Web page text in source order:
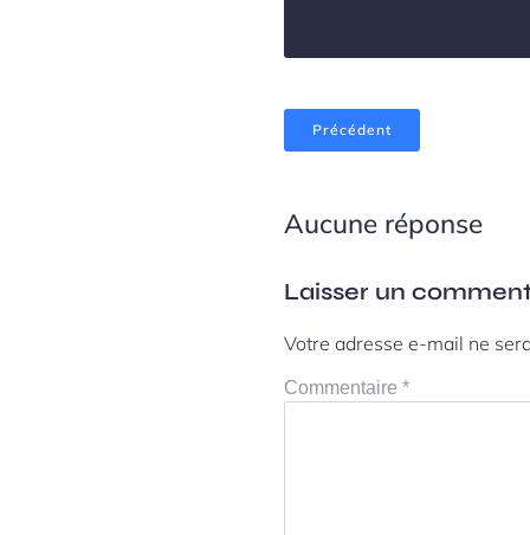
Précédent
Aucune réponse
Laisser un
Votre adresse e-mail ne
Commentaire *